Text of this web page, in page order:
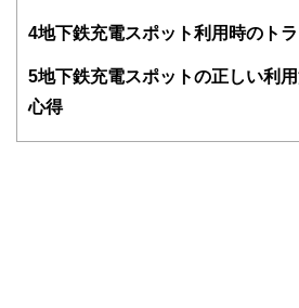
護士、税理士、宅地建物取引士
士、行政書士、投資アナリスト
4地下鉄充電スポット利用時のト
5地下鉄充電スポットの正しい利
心得